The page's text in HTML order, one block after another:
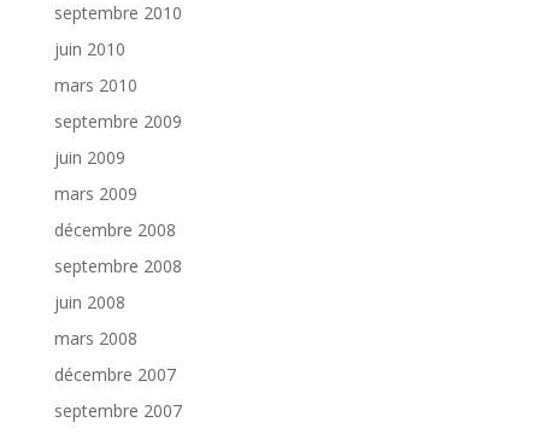
septembre 2010
juin 2010
mars 2010
septembre 2009
juin 2009
mars 2009
décembre 2008
septembre 2008
juin 2008
mars 2008
décembre 2007
septembre 2007